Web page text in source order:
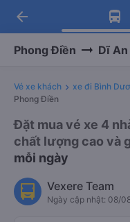
Tải
Nhận ưu
Tải app
-30k/ghế
arrow_back
Phong Điền Dĩ An
Vé xe khách xe đi Bình
Phong Điền
Đặt mua vé xe 4
chất lượng cao và
mỗi ngày
Vexere Team
Ngày cập nhật: 08/